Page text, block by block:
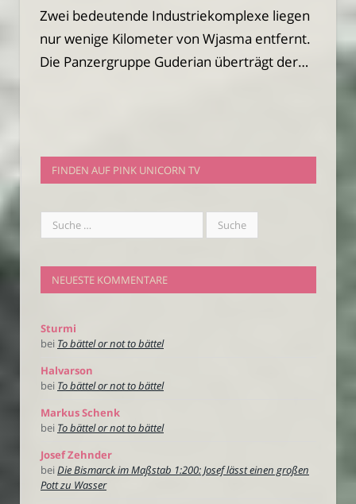
Zwei bedeutende Industriekomplexe liegen
nur wenige Kilometer von Wjasma entfernt.
Die Panzergruppe Guderian überträgt der…
FINDEN AUF PINK UNICORN TV
NEUESTE KOMMENTARE
Sturmi
bei To bättel or not to bättel
Halvarson
bei To bättel or not to bättel
Markus Schenk
bei To bättel or not to bättel
Josef Zehnder
bei Die Bismarck im Maßstab 1:200: Josef lässt einen großen
Pott zu Wasser